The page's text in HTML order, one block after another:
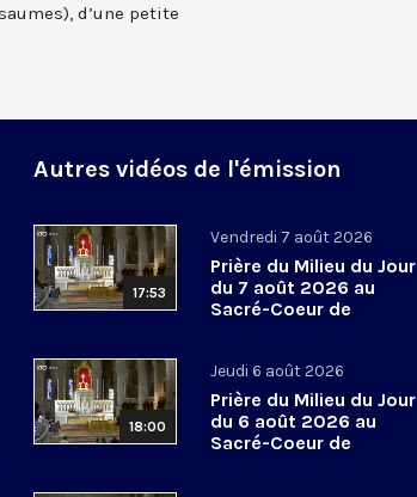
d’une petite
Autres vidéos de l'émission
17:53
Vendredi 7 août 2026
Prière du Milieu du Jour
du 7 août 2026 au
Sacré-Coeur de
18:00
Jeudi 6 août 2026
Prière du Milieu du Jour
du 6 août 2026 au
Sacré-Coeur de